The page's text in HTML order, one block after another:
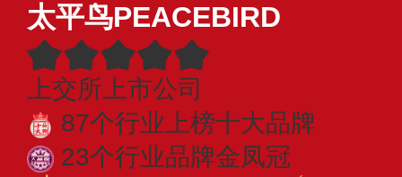
太平鸟PEACEBIRD
上交所上市公司
87个行业上榜十大品牌
23个行业品牌金凤冠